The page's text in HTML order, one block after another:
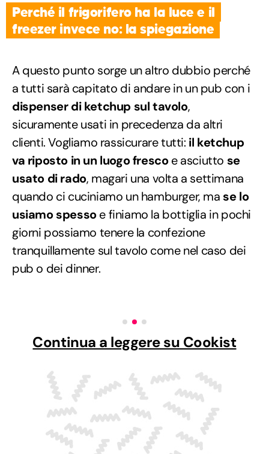
Perché il frigorifero ha la luce e il
freezer invece no: la spiegazione
A questo punto sorge un altro dubbio perché
a tutti sarà capitato di andare in un pub con i
dispenser di ketchup sul tavolo,
sicuramente usati in precedenza da altri
clienti. Vogliamo rassicurare tutti: il ketchup
va riposto in un luogo frescoe asciutto se
usato di rado, magari una volta a settimana
quando ci cuciniamo un hamburger, ma se lo
usiamo spessoe finiamo la bottiglia in pochi
giorni possiamo tenere la confezione
tranquillamente sul tavolo come nel caso dei
pub o dei dinner.
Continua a leggere su Cookist